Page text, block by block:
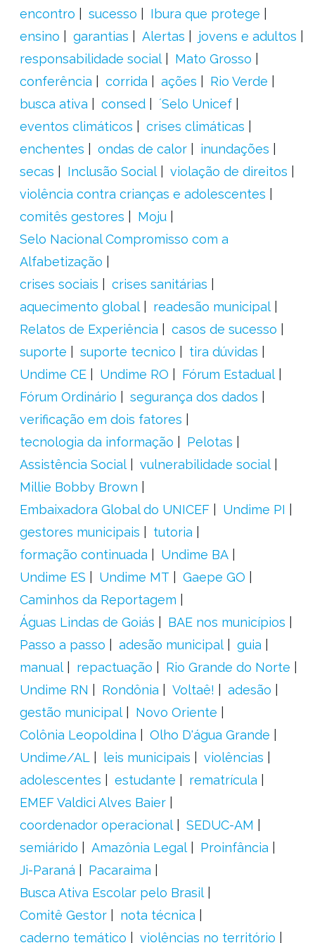
encontro
sucesso
Ibura que protege
ensino
garantias Alertas
jovens e adultos
responsabilidade social
Mato Grosso
conferência
corrida ações
Rio Verde
busca ativa
consed
´Selo Unicef
eventos climáticos
crises climáticas
enchentes
ondas de calor
inundações
secas
Inclusão Social
violação de direitos
violência contra crianças e adolescentes
comitês gestores
Moju
Selo Nacional Compromisso com a
Alfabetização
crises sociais
crises sanitárias
aquecimento global
readesão municipal
Relatos de Experiência
casos de sucesso
suporte
suporte tecnico
tira dúvidas
Undime CE
Undime RO
Fórum Estadual
Fórum Ordinário
segurança dos dados
verificação em dois fatores
tecnologia da informação
Pelotas
Assistência Social
vulnerabilidade social
Millie Bobby Brown
Embaixadora Global do UNICEF
Undime PI
gestores municipais
tutoria
formação continuada
Undime BA
Undime ES
Undime MT
Gaepe GO
Caminhos da Reportagem
Águas Lindas de Goiás
BAE nos municípios
Passo a passo
adesão municipal
guia
manual
repactuação
Rio Grande do Norte
Undime RN
Rondônia Voltaê!
adesão
gestão municipal
Novo Oriente
Colônia Leopoldina
Olho D'água Grande
Undime/AL
leis municipais
violências
adolescentes
estudante
rematrícula
EMEF Valdici Alves Baier
coordenador operacional
SEDUC-AM
semiárido
Amazônia Legal
Proinfância
Ji-Paraná
Pacaraima
Busca Ativa Escolar pelo Brasil
Comitê Gestor
nota técnica
caderno temático
violências no território